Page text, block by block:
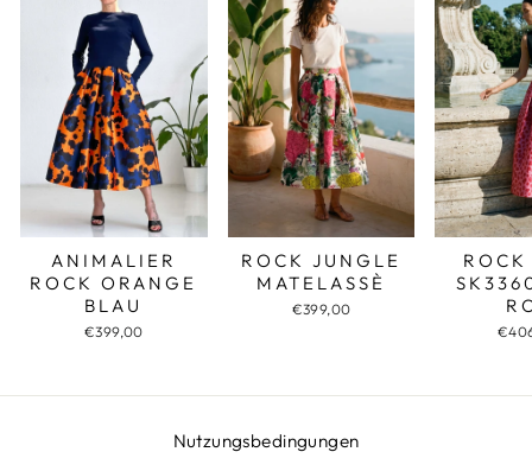
ANIMALIER
ROCK ORANGE
BLAU
€399,00
ROCK JUNGLE
MATELASSÈ
€399,00
Nutzungsbedingungen